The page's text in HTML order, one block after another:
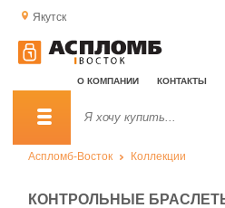
Якутск
О КОМПАНИИ КОНТАКТЫ
Аспломб-Восток Коллекции
КОНТРОЛЬНЫЕ